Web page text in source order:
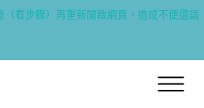
看步驟）再重新開啟網頁，造成不便還請